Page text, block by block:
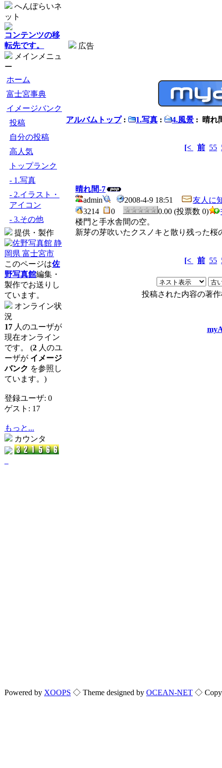
へんぽらいネ
ット
コンテンツの移
転先です。
メインメニュ
ー
ホーム
富士宮事典
イメージバンク
投稿
自分の投稿
高人気
トップランク
- 1.写真
- 2.イラスト・
アイコン
- 3.その他
提供・製作
このページは佐
野写真館編集・
製作でお送りし
ています。
オンライン状
況
17 人のユーザが
現在オンライン
です。 (2 人のユ
ーザが イメージ
バンク を参照し
ています。)
登録ユーザ: 0
ゲスト: 17
もっと...
カウンタ
広告
アルバムトップ: 1.写真 : 4.風景 : 晴れ
[< 前 55
晴れ間-7
admin
2008-4-9 18:51
友人に
3214
0 0.00 (投票数 0)
楼門と手水舎間の空。
新芽の芽吹いたクスノキと散り残った桜
[< 前 55
投稿された内容の著
Powered by XOOPS ◇ Theme designed by OCEAN-NET ◇